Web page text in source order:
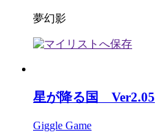
夢幻影
星が降る国 Ver2.05
Giggle Game